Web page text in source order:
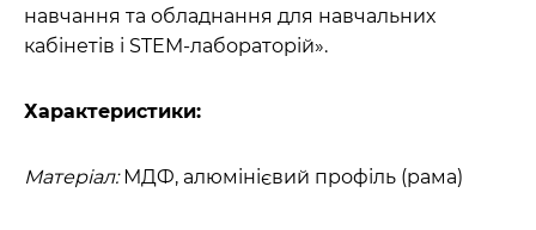
навчання та обладнання для навчальних
кабінетів і STEM-лабораторій».
Характеристики:
Матеріал:МДФ, алюмінієвий профіль (рама)